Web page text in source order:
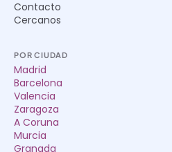
Contacto
Cercanos
POR CIUDAD
Madrid
Barcelona
Valencia
Zaragoza
A Coruna
Murcia
Granada